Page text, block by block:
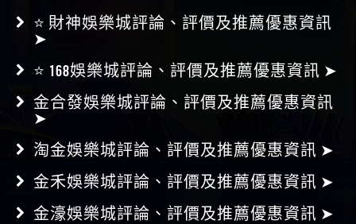
⭐ 財神娛樂城評論、評價及推薦優惠資訊
➤
⭐ 168娛樂城評論、評價及推薦優惠資訊 ➤
金合發娛樂城評論、評價及推薦優惠資訊
➤
淘金娛樂城評論、評價及推薦優惠資訊 ➤
金禾娛樂城評論、評價及推薦優惠資訊 ➤
金濠娛樂城評論、評價及推薦優惠資訊 ➤